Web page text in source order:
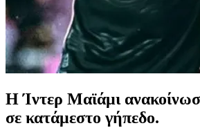
Η Ίντερ Μαϊάμι
σε κατάμεστο γήπεδο.